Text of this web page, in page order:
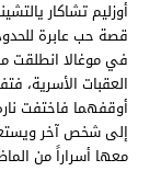
أوزليم تشاكار
قصة حب عابرة
في موغالا انطلقت
العقبات الأسرية،
أوقفهما فاختفت
إلى شخص آخر
معها أسراراً من